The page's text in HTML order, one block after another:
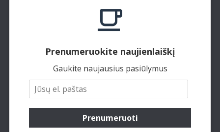
Prenumeruokite naujienlaiškį
Gaukite naujausius pasiūlymus
Prenumeruoti